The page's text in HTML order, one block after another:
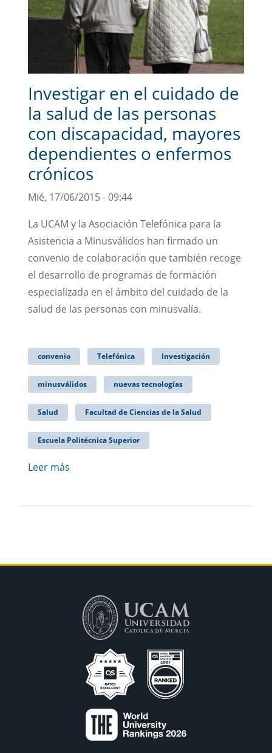
Investigar en el cuidado de
la salud de las personas
con discapacidad, mayores
dependientes o enfermos
crónicos
Mié, 17/06/2015 - 09:44
La UCAM y la Asociación Telefónica para la
Asistencia a Minusválidos han firmado un
convenio de colaboración que también recoge
el desarrollo de programas de formación
especializada en el ámbito del cuidado de la
salud de las personas con minusvalía.
convenio Telefónica Investigación
minusválidos nuevas tecnologías
Salud Facultad de Ciencias de la Salud
Escuela Politécnica Superior
Leer más